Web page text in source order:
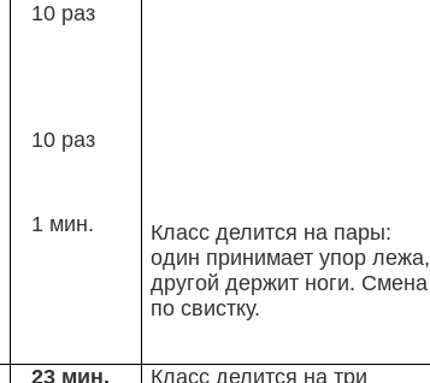
10 раз
10 раз
1 мин.
Класс делится на пары:
один принимает упор лежа,
другой держит ноги. Смена
по свистку.
23 мин. Класс делится на три